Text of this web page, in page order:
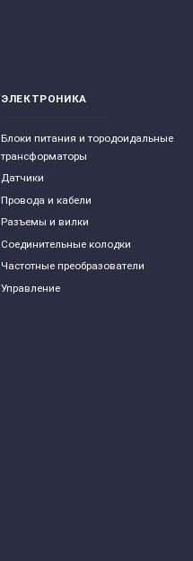
ЭЛЕКТРОНИКА
Блоки питания и тородоидальные
трансформаторы
Датчики
Провода и кабели
Разъемы и вилки
Соединительные колодки
Частотные преобразователи
Управление